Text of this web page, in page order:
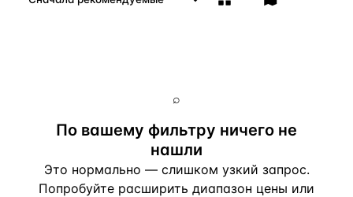
ВСЕ НАПРАВЛЕНИЯ →
⌕
По вашему фильтру ничего не
нашли
Это нормально — слишком узкий запрос.
Попробуйте расширить диапазон цены или